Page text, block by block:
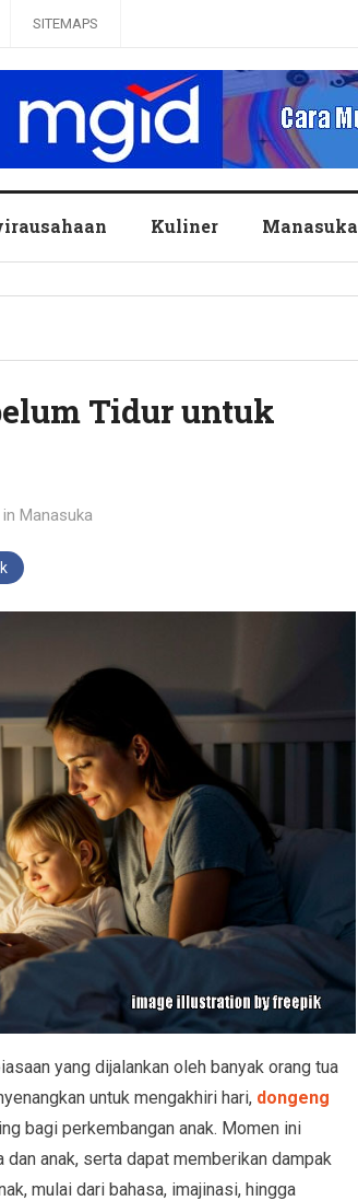
SITEMAPS
Kuliner Manasuka
Tidur untuk
in Manasuka
yang dijalankan oleh banyak orang tua
untuk mengakhiri hari, dongeng
bagi perkembangan anak. Momen ini
anak, serta dapat memberikan dampak
mulai dari bahasa, imajinasi, hingga